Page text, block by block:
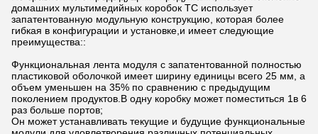
домашних мультимедийных коробок TC использует
запатентованную модульную конструкцию, которая более
гибкая в конфигурации и установке,и имеет следующие
преимущества::
Функциональная лента модуля с запатентованной полностью
пластиковой оболочкой имеет ширину единицы всего 25 мм, а
объем уменьшен на 35% по сравнению с предыдущим
поколением продуктов.В одну коробку может поместиться 1в 6
раз больше портов;
Он может устанавливать текущие и будущие функциональные